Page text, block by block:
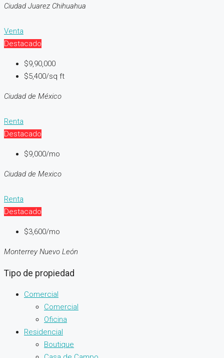
Ciudad Juarez Chihuahua
Venta
Destacado
$9,90,000
$5,400/sq ft
Ciudad de México
Renta
Destacado
$9,000/mo
Ciudad de Mexico
Renta
Destacado
$3,600/mo
Monterrey Nuevo León
Tipo de propiedad
Comercial
Comercial
Oficina
Residencial
Boutique